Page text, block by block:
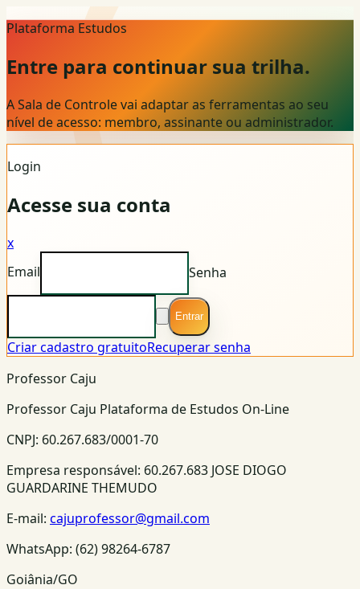
Plataforma Estudos
Entre para continuar sua trilha.
A Sala de Controle vai adaptar as ferramentas ao seu
nível de acesso: membro, assinante ou administrador.
Login
Acesse sua conta
x
Email
Senha
Entrar
Criar cadastro gratuitoRecuperar senha
Professor Caju
Professor Caju Plataforma de Estudos On-Line
CNPJ: 60.267.683/0001-70
Empresa responsável: 60.267.683 JOSE DIOGO
GUARDARINE THEMUDO
E-mail: cajuprofessor@gmail.com
WhatsApp: (62) 98264-6787
Goiânia/GO